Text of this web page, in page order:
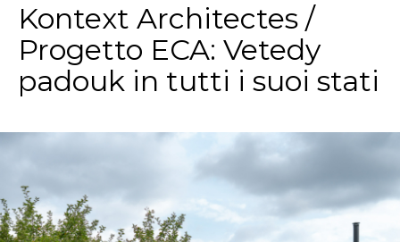
Kontext Architectes /
Progetto ECA: Vetedy
padouk in tutti i suoi stati